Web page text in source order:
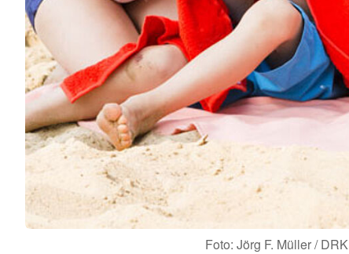
Foto: Jörg F. Müller / DRK